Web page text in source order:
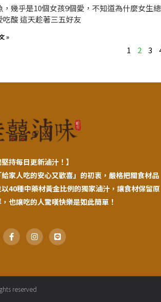
，幾乎是10個女孩9個愛，不知道為什麼女生
吃酸 這天趁著三五好友
»
1 2 3
持每日更新滷汁！】
家人吃的安心又歡喜」的初衷，嚴格把關食材品
40種中藥材黃金比例的獨家滷汁，讓食材保留原
也讓吃的人驚嘆快樂是如此簡單！
F
a
c
o
k
-
I
n
s
r
a
m
L
i
n
reserved